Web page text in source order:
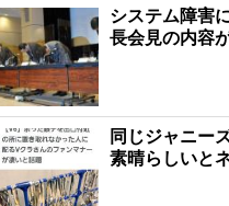
システム障害
長会見の内容
同じジャニー
素晴らしいと